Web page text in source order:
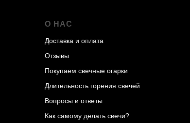
О НАС
Доставка и оплата
Отзывы
Покупаем свечные огарки
Длительность горения свечей
Вопросы и ответы
Как самому делать свечи?